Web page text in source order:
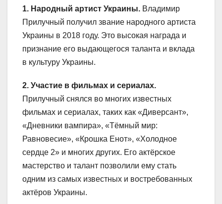
1. Народный артист Украины. Владимир
Прилучный получил звание народного артиста
Украины в 2018 году. Это высокая награда и
признание его выдающегося таланта и вклада
в культуру Украины.
2. Участие в фильмах и сериалах.
Прилучный снялся во многих известных
фильмах и сериалах, таких как «Диверсант»,
«Дневники вампира», «Тёмный мир:
Равновесие», «Крошка Енот», «Холодное
сердце 2» и многих других. Его актёрское
мастерство и талант позволили ему стать
одним из самых известных и востребованных
актёров Украины.